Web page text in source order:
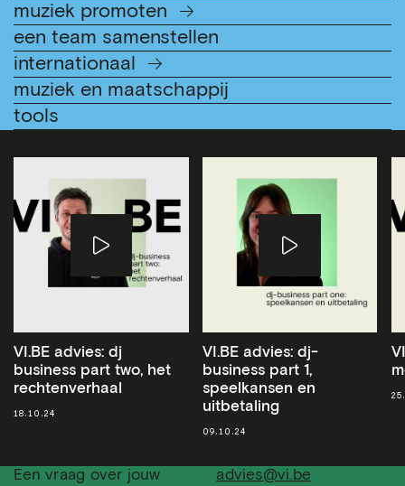
muziek promoten
een team samenstellen
internationaal
muziek en maatschappij
tools
VI.BE advies: dj
business part two, het
rechtenverhaal
18.10.24
VI.BE advies: dj-
business part 1,
speelkansen en
uitbetaling
09.10.24
Een vraag over jouw
advies@vi.be